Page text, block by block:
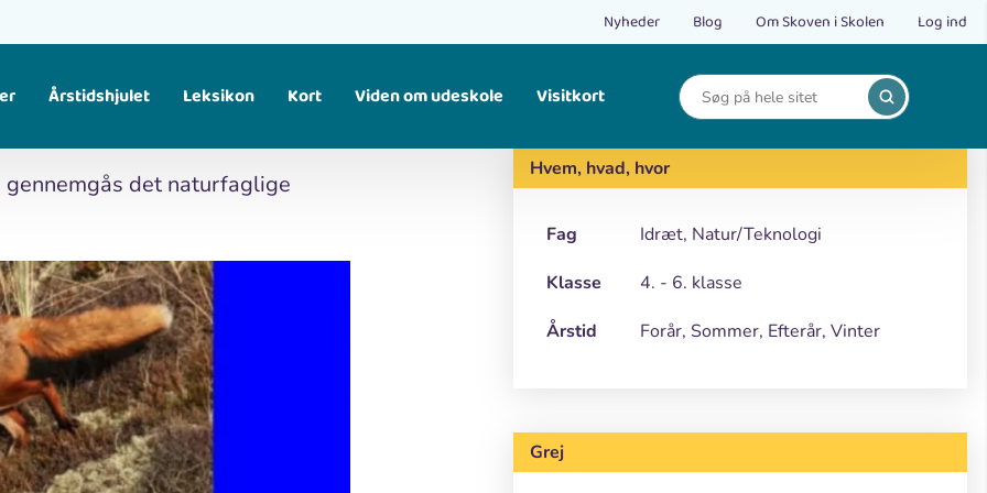
Nyheder Blog Om Skoven i Skolen Log ind
Årstidshjulet Leksikon Kort Viden om udeskole Visitkort
det naturfaglige
Print
Hvem, hvad, hvor
Fag
Idræt, Natur/Teknologi
Klasse
4. - 6. klasse
Årstid
Forår, Sommer, Efterår, Vinter
Grej